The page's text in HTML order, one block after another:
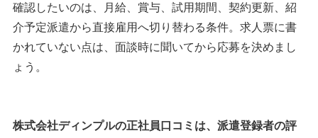
確認したいのは、月給、賞与、試用期間、契約更新、紹
介予定派遣から直接雇用へ切り替わる条件。求人票に書
かれていない点は、面談時に聞いてから応募を決めまし
ょう。
株式会社ディンプルの正社員口コミは、派遣登録者の評